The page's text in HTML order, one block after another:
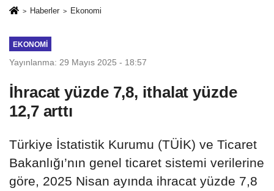
ve İhanet
Haberler Ekonomi
EKONOMI
Yayınlanma: 29 Mayıs 2025 - 18:57
İhracat yüzde 7,8, ithalat yüzde
12,7 arttı
Türkiye İstatistik Kurumu (TÜİK) ve Ticaret
Bakanlığı’nın genel ticaret sistemi verilerine
göre, 2025 Nisan ayında ihracat yüzde 7,8